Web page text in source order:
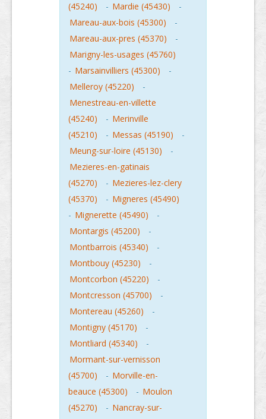
(45240)
- Mardie (45430)
-
Mareau-aux-bois (45300)
-
Mareau-aux-pres (45370)
-
Marigny-les-usages (45760)
- Marsainvilliers (45300)
-
Melleroy (45220)
-
Menestreau-en-villette
(45240)
- Merinville
(45210)
- Messas (45190)
-
Meung-sur-loire (45130)
-
Mezieres-en-gatinais
(45270)
- Mezieres-lez-clery
(45370)
- Migneres (45490)
- Mignerette (45490)
-
Montargis (45200)
-
Montbarrois (45340)
-
Montbouy (45230)
-
Montcorbon (45220)
-
Montcresson (45700)
-
Montereau (45260)
-
Montigny (45170)
-
Montliard (45340)
-
Mormant-sur-vernisson
(45700)
- Morville-en-
beauce (45300)
- Moulon
(45270)
- Nancray-sur-